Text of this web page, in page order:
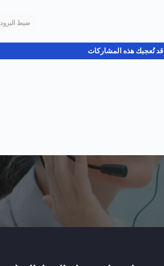
ضبط
قد تُعجبك هذه المشاركات